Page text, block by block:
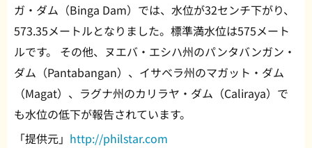
ガ・ダム（Binga Dam）では、水位が32センチ下がり、
573.35メートルとなりました。標準満水位は575メート
ルです。 その他、ヌエバ・エシハ州のパンタバンガン・
ダム（Pantabangan）、イサベラ州のマガット・ダム
（Magat）、ラグナ州のカリラヤ・ダム（Caliraya）で
も水位の低下が報告されています。
「提供元」 http://philstar.com